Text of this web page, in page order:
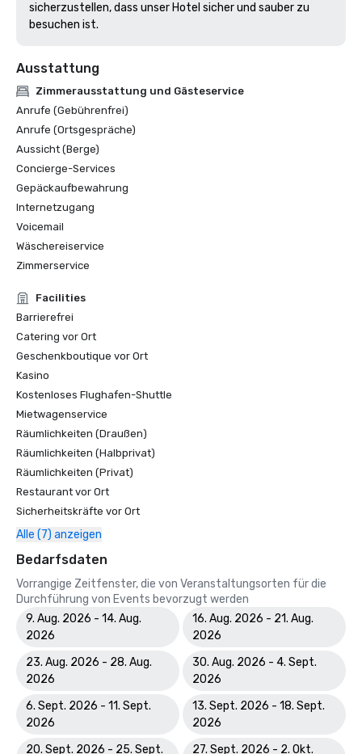
sicherzustellen, dass unser Hotel sicher und sauber zu
Ausstattung
Zimmerausstattung und Gästeservice
Anrufe (Gebührenfrei)
Anrufe (Ortsgespräche)
Aussicht (Berge)
Concierge-Services
Gepäckaufbewahrung
Internetzugang
Voicemail
Wäschereiservice
Zimmerservice
Facilities
Barrierefrei
Catering vor Ort
Geschenkboutique vor Ort
Kasino
Kostenloses Flughafen-Shuttle
Mietwagenservice
Räumlichkeiten (Draußen)
Räumlichkeiten (Halbprivat)
Räumlichkeiten (Privat)
Restaurant vor Ort
Sicherheitskräfte vor Ort
Alle (7) anzeigen
Bedarfsdaten
Vorrangige Zeitfenster, die von Veranstaltungsorten für die
Durchführung von Events bevorzugt werden
9. Aug. 2026 - 14. Aug.
2026
16. Aug. 2026 - 21. Aug.
2026
23. Aug. 2026 - 28. Aug.
2026
30. Aug. 2026 - 4. Sept.
2026
6. Sept. 2026 - 11. Sept.
2026
13. Sept. 2026 - 18. Sept.
2026
20. Sept. 2026 - 25. Sept.
27. Sept. 2026 - 2. Okt.